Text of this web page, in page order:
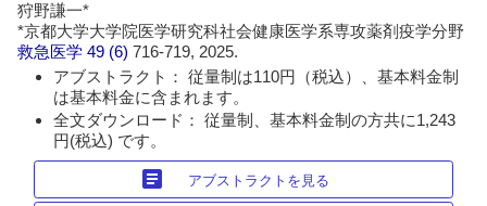
狩野謙一*
*京都大学大学院医学研究科社会健康医学系専攻薬剤疫学分野
救急医学 49 (6)716-719, 2025.
アブストラクト： 従量制は110円（税込）、基本料金制
は基本料金に含まれます。
全文ダウンロード： 従量制、基本料金制の方共に1,243
円(税込) です。
article アブストラクトを見る